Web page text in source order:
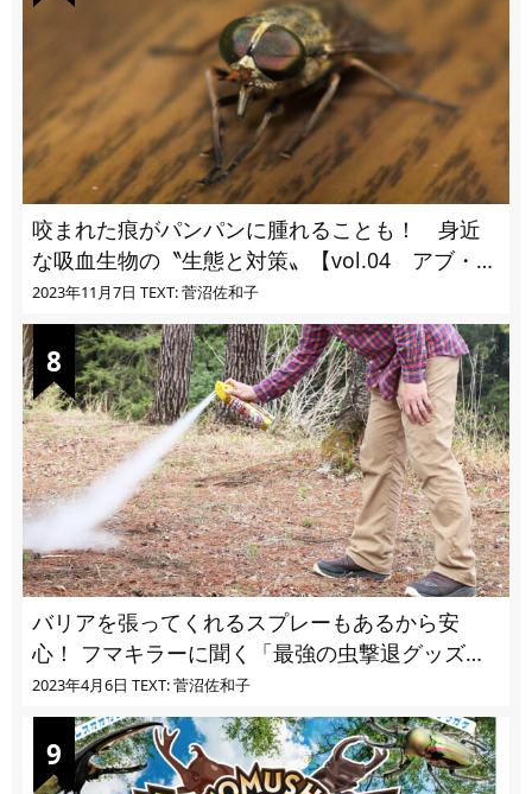
咬まれた痕がパンパンに腫れることも！ 身近
な吸血生物の〝生態と対策〟【vol.04 アブ・ブ
ユ・ヌカカ】
2023年11月7日 TEXT: 菅沼佐和子
バリアを張ってくれるスプレーもあるから安
心！ フマキラーに聞く「最強の虫撃退グッズ
vol.4」【キャンプサイトで使う虫よけ】
2023年4月6日 TEXT: 菅沼佐和子